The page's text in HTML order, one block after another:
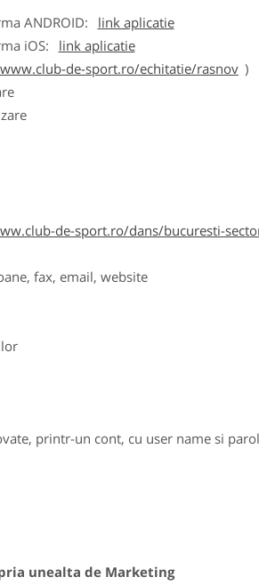
ANDROID:
link aplicatie
iOS:
link aplicatie
de-sport.ro/echitatie/rasnov )
de-sport.ro/dans/bucuresti-
fax, email, website
printr-un cont, cu user name si
unealta de Marketing